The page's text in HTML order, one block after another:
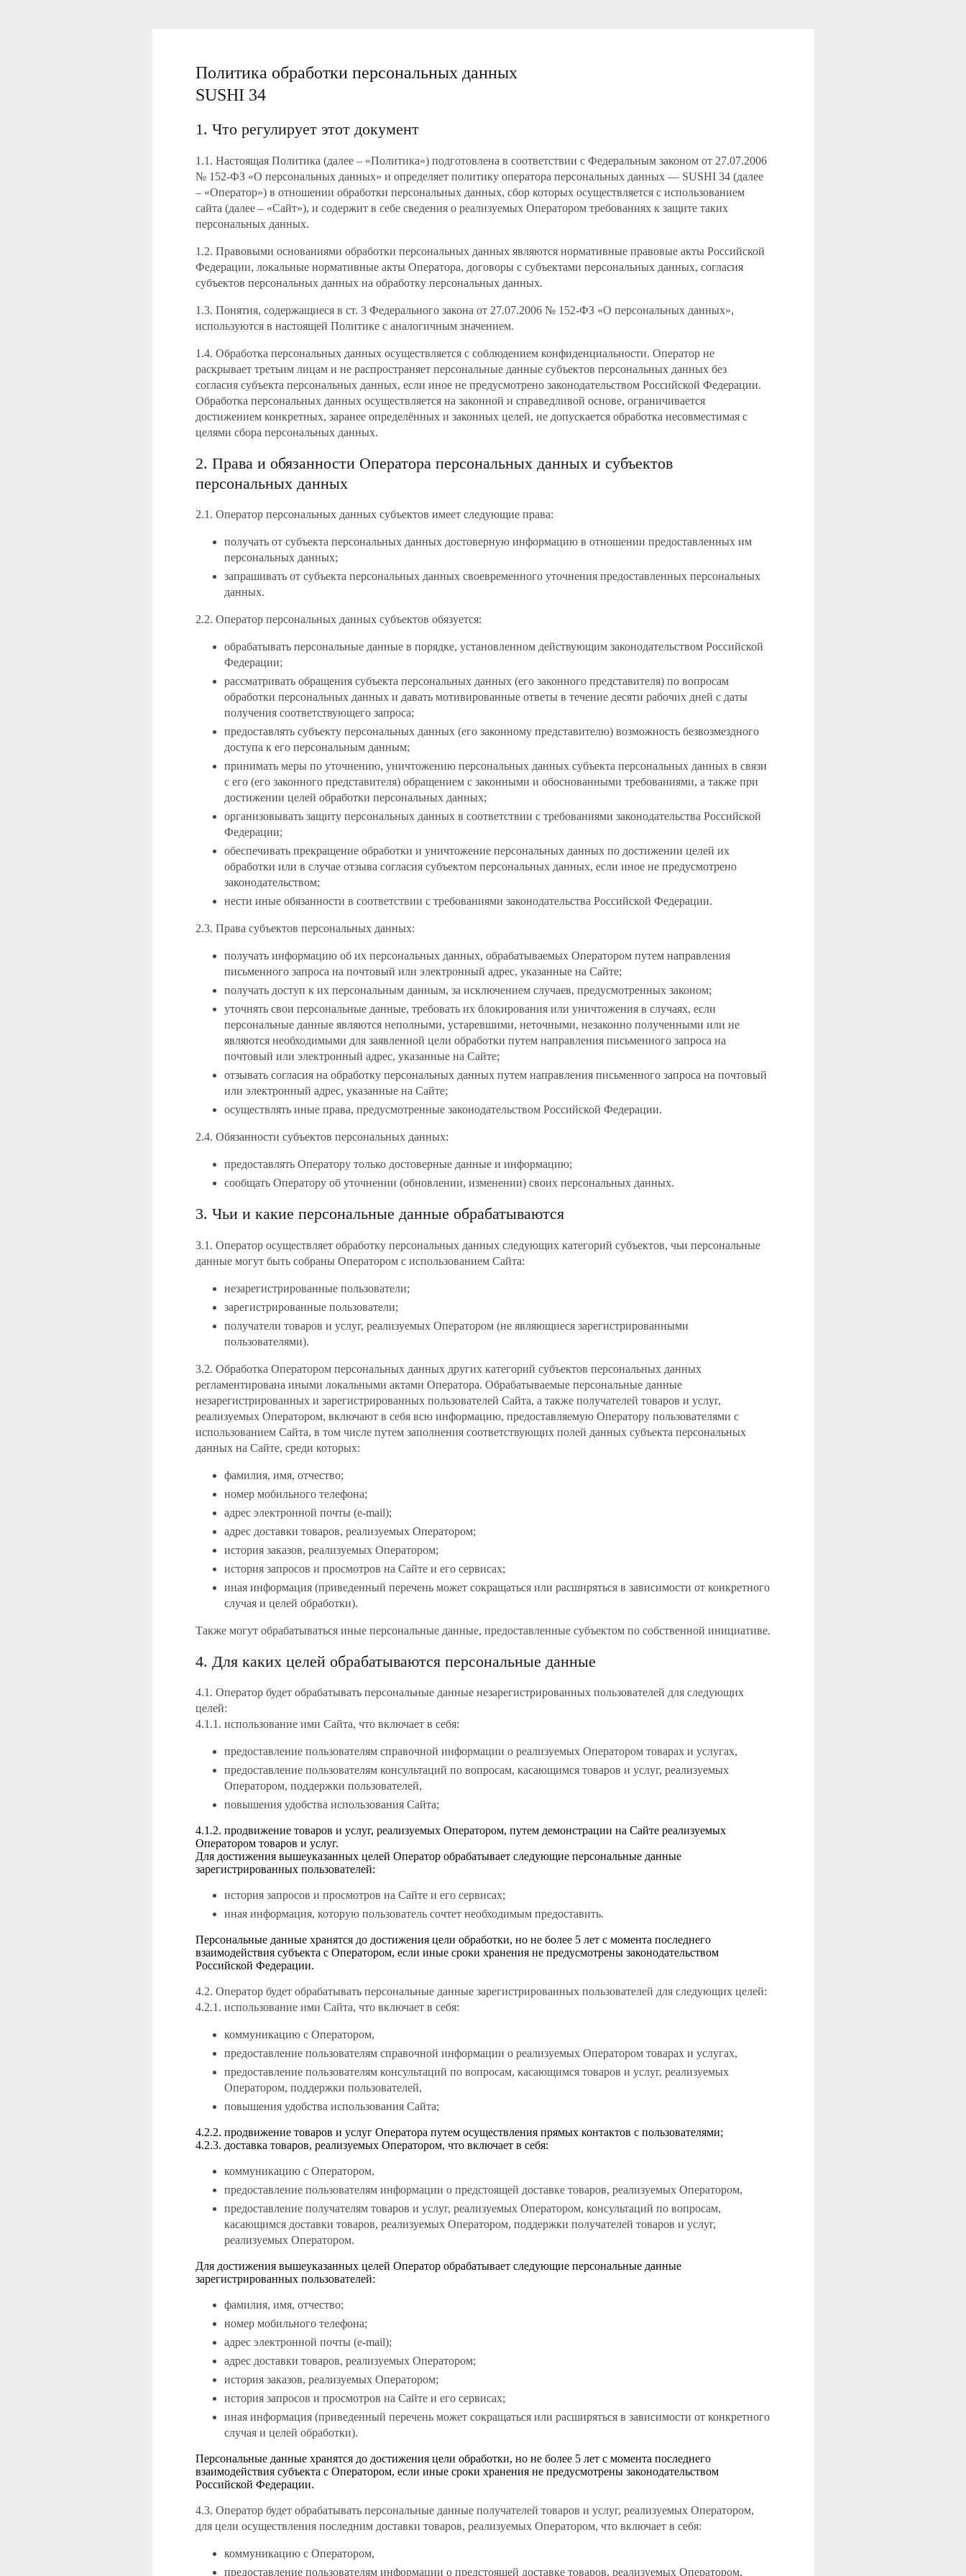
Политика обработки персональных данных
SUSHI 34
1. Что регулирует этот документ
1.1. Настоящая Политика (далее – «Политика») подготовлена в соответствии с Федеральным законом от 27.07.2006
№ 152-ФЗ «О персональных данных» и определяет политику оператора персональных данных — SUSHI 34 (далее
– «Оператор») в отношении обработки персональных данных, сбор которых осуществляется с использованием
сайта (далее – «Сайт»), и содержит в себе сведения о реализуемых Оператором требованиях к защите таких
персональных данных.
1.2. Правовыми основаниями обработки персональных данных являются нормативные правовые акты Российской
Федерации, локальные нормативные акты Оператора, договоры с субъектами персональных данных, согласия
субъектов персональных данных на обработку персональных данных.
1.3. Понятия, содержащиеся в ст. 3 Федерального закона от 27.07.2006 № 152-ФЗ «О персональных данных»,
используются в настоящей Политике с аналогичным значением.
1.4. Обработка персональных данных осуществляется с соблюдением конфиденциальности. Оператор не
раскрывает третьим лицам и не распространяет персональные данные субъектов персональных данных без
согласия субъекта персональных данных, если иное не предусмотрено законодательством Российской Федерации.
Обработка персональных данных осуществляется на законной и справедливой основе, ограничивается
достижением конкретных, заранее определённых и законных целей, не допускается обработка несовместимая с
целями сбора персональных данных.
2. Права и обязанности Оператора персональных данных и субъектов
персональных данных
2.1. Оператор персональных данных субъектов имеет следующие права:
получать от субъекта персональных данных достоверную информацию в отношении предоставленных им
персональных данных;
запрашивать от субъекта персональных данных своевременного уточнения предоставленных персональных
данных.
2.2. Оператор персональных данных субъектов обязуется:
обрабатывать персональные данные в порядке, установленном действующим законодательством Российской
Федерации;
рассматривать обращения субъекта персональных данных (его законного представителя) по вопросам
обработки персональных данных и давать мотивированные ответы в течение десяти рабочих дней с даты
получения соответствующего запроса;
предоставлять субъекту персональных данных (его законному представителю) возможность безвозмездного
доступа к его персональным данным;
принимать меры по уточнению, уничтожению персональных данных субъекта персональных данных в связи
с его (его законного представителя) обращением с законными и обоснованными требованиями, а также при
достижении целей обработки персональных данных;
организовывать защиту персональных данных в соответствии с требованиями законодательства Российской
Федерации;
обеспечивать прекращение обработки и уничтожение персональных данных по достижении целей их
обработки или в случае отзыва согласия субъектом персональных данных, если иное не предусмотрено
законодательством;
нести иные обязанности в соответствии с требованиями законодательства Российской Федерации.
2.3. Права субъектов персональных данных:
получать информацию об их персональных данных, обрабатываемых Оператором путем направления
письменного запроса на почтовый или электронный адрес, указанные на Сайте;
получать доступ к их персональным данным, за исключением случаев, предусмотренных законом;
уточнять свои персональные данные, требовать их блокирования или уничтожения в случаях, если
персональные данные являются неполными, устаревшими, неточными, незаконно полученными или не
являются необходимыми для заявленной цели обработки путем направления письменного запроса на
почтовый или электронный адрес, указанные на Сайте;
отзывать согласия на обработку персональных данных путем направления письменного запроса на почтовый
или электронный адрес, указанные на Сайте;
осуществлять иные права, предусмотренные законодательством Российской Федерации.
2.4. Обязанности субъектов персональных данных:
предоставлять Оператору только достоверные данные и информацию;
сообщать Оператору об уточнении (обновлении, изменении) своих персональных данных.
3. Чьи и какие персональные данные обрабатываются
3.1. Оператор осуществляет обработку персональных данных следующих категорий субъектов, чьи персональные
данные могут быть собраны Оператором с использованием Сайта:
незарегистрированные пользователи;
зарегистрированные пользователи;
получатели товаров и услуг, реализуемых Оператором (не являющиеся зарегистрированными
пользователями).
3.2. Обработка Оператором персональных данных других категорий субъектов персональных данных
регламентирована иными локальными актами Оператора. Обрабатываемые персональные данные
незарегистрированных и зарегистрированных пользователей Сайта, а также получателей товаров и услуг,
реализуемых Оператором, включают в себя всю информацию, предоставляемую Оператору пользователями с
использованием Сайта, в том числе путем заполнения соответствующих полей данных субъекта персональных
данных на Сайте, среди которых:
фамилия, имя, отчество;
номер мобильного телефона;
адрес электронной почты (e-mail);
адрес доставки товаров, реализуемых Оператором;
история заказов, реализуемых Оператором;
история запросов и просмотров на Сайте и его сервисах;
иная информация (приведенный перечень может сокращаться или расширяться в зависимости от конкретного
случая и целей обработки).
Также могут обрабатываться иные персональные данные, предоставленные субъектом по собственной инициативе.
4. Для каких целей обрабатываются персональные данные
4.1. Оператор будет обрабатывать персональные данные незарегистрированных пользователей для следующих
целей:
4.1.1. использование ими Сайта, что включает в себя:
предоставление пользователям справочной информации о реализуемых Оператором товарах и услугах,
предоставление пользователям консультаций по вопросам, касающимся товаров и услуг, реализуемых
Оператором, поддержки пользователей,
повышения удобства использования Сайта;
4.1.2. продвижение товаров и услуг, реализуемых Оператором, путем демонстрации на Сайте реализуемых
Оператором товаров и услуг.
Для достижения вышеуказанных целей Оператор обрабатывает следующие персональные данные
зарегистрированных пользователей:
история запросов и просмотров на Сайте и его сервисах;
иная информация, которую пользователь сочтет необходимым предоставить.
Персональные данные хранятся до достижения цели обработки, но не более 5 лет с момента последнего
взаимодействия субъекта с Оператором, если иные сроки хранения не предусмотрены законодательством
Российской Федерации.
4.2. Оператор будет обрабатывать персональные данные зарегистрированных пользователей для следующих целей:
4.2.1. использование ими Сайта, что включает в себя:
коммуникацию с Оператором,
предоставление пользователям справочной информации о реализуемых Оператором товарах и услугах,
предоставление пользователям консультаций по вопросам, касающимся товаров и услуг, реализуемых
Оператором, поддержки пользователей,
повышения удобства использования Сайта;
4.2.2. продвижение товаров и услуг Оператора путем осуществления прямых контактов с пользователями;
4.2.3. доставка товаров, реализуемых Оператором, что включает в себя:
коммуникацию с Оператором,
предоставление пользователям информации о предстоящей доставке товаров, реализуемых Оператором,
предоставление получателям товаров и услуг, реализуемых Оператором, консультаций по вопросам,
касающимся доставки товаров, реализуемых Оператором, поддержки получателей товаров и услуг,
реализуемых Оператором.
Для достижения вышеуказанных целей Оператор обрабатывает следующие персональные данные
зарегистрированных пользователей:
фамилия, имя, отчество;
номер мобильного телефона;
адрес электронной почты (e-mail);
адрес доставки товаров, реализуемых Оператором;
история заказов, реализуемых Оператором;
история запросов и просмотров на Сайте и его сервисах;
иная информация (приведенный перечень может сокращаться или расширяться в зависимости от конкретного
случая и целей обработки).
Персональные данные хранятся до достижения цели обработки, но не более 5 лет с момента последнего
взаимодействия субъекта с Оператором, если иные сроки хранения не предусмотрены законодательством
Российской Федерации.
4.3. Оператор будет обрабатывать персональные данные получателей товаров и услуг, реализуемых Оператором,
для цели осуществления последним доставки товаров, реализуемых Оператором, что включает в себя:
коммуникацию с Оператором,
предоставление пользователям информации о предстоящей доставке товаров, реализуемых Оператором,